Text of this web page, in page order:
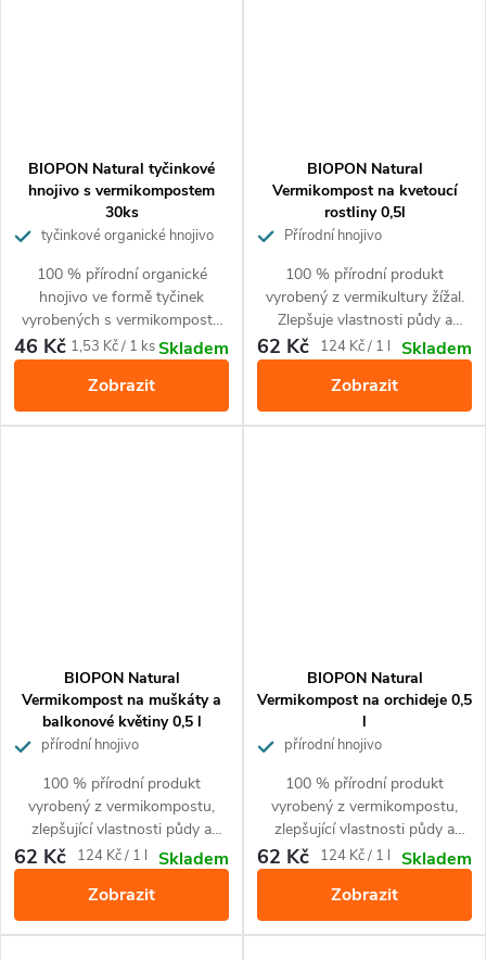
BIOPON Natural tyčinkové
hnojivo s vermikompostem
30ks
tyčinkové organické hnojivo
100 % přírodní organické
hnojivo ve formě tyčinek
vyrobených s vermikompostu
pro všechny typy domácích a
balkonových rostlin. Pro
optimální růst a zdravý krásný
vzhled. Jednoduché a pohodlné
hnojení.
46 Kč Měrná
1,53 Kč / 1 ksSkladem
Zobrazit
BIOPON Natural
Vermikompost na kvetoucí
rostliny 0,5l
Přírodní hnojivo
100 % přírodní produkt
vyrobený z vermikultury žížal.
Zlepšuje vlastnosti půdy a
obohacuje půdu o živiny.
Zajišťuje krásný vzhled
kvetoucích rostlin. Pro všechny
druhy okrasných kvetoucích
rostlin.
62 Kč
Měrná
124 Kč / 1 l
Skladem
Zobrazit
BIOPON Natural
Vermikompost na muškáty a
balkonové květiny 0,5 l
přírodní hnojivo
100 % přírodní produkt
vyrobený z vermikompostu,
zlepšující vlastnosti půdy a
obohacující půdu o živiny.
Zajišťuje krásnou barvu květů.
Je určený pro použití při
pěstování všech druhů
62 Kč
Měrná
124 Kč / 1 l
Skladem
Zobrazit
BIOPON Natural
Vermikompost na orchideje 0,5
l
přírodní hnojivo
100 % přírodní produkt
vyrobený z vermikompostu,
zlepšující vlastnosti půdy a
obohacující půdu o živiny,
Zajišťuje kvetení několikrát do
roka a krásnou barvu květů. Pro
všechny druhy orchidejí.
62 Kč
Měrná
124 Kč / 1 l
Skladem
Zobrazit